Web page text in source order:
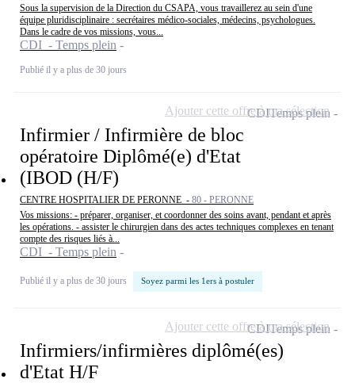
Sous la supervision de la Direction du CSAPA, vous travaillerez au sein d'une
équipe pluridisciplinaire : secrétaires médico-sociales, médecins, psychologues.
Dans le cadre de vos missions, vous...
CDI - Temps plein
Publié il y a plus de 30 jours
Infirmier / Infirmière de bloc
opératoire Diplômé(e) d'Etat
(IBOD (H/F)
CENTRE HOSPITALIER DE PERONNE - 80 - PERONNE
Vos missions: - préparer, organiser, et coordonner des soins avant, pendant et après
les opérations. - assister le chirurgien dans des actes techniques complexes en tenant
compte des risques liés à...
CDI - Temps plein
Publié il y a plus de 30 jours Soyez parmi les 1ers à postuler
CDITemps plein
Ajouter cette offre à ma sélection
Infirmiers/infirmières diplômé(es)
d'Etat H/F
CDITemps plein
Ajouter cette offre à ma sélection